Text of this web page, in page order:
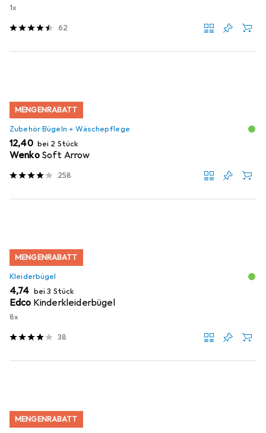
1x
62
MENGENRABATT
Zubehör Bügeln + Wäschepflege
EUR
12,40 bei 2 Stück
Wenko Soft Arrow
258
MENGENRABATT
Kleiderbügel
EUR
4,74 bei 3 Stück
Edco Kinderkleiderbügel
8x
38
MENGENRABATT